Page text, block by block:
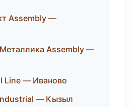
Assembly —
Assembly —
Line — Иваново
— Кызыл